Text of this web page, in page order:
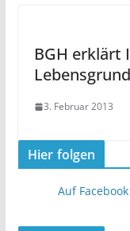
BGH erklärt
3. Februar 2013
Hier folgen
Auf